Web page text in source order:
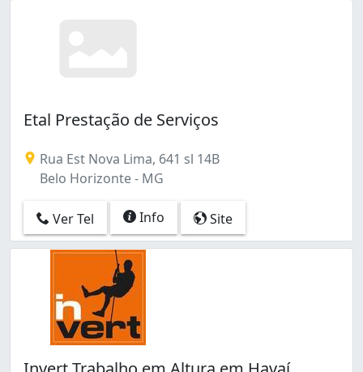
Etal Prestação de Serviços
Rua Est Nova Lima, 641 sl 14B
Belo Horizonte - MG
Ver Tel Info Site